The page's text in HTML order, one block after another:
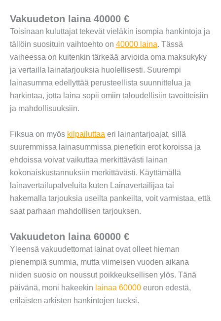
Vakuudeton laina 40000 €
Toisinaan kuluttajat tekevät vieläkin isompia hankintoja ja
tällöin suosituin vaihtoehto on 40000 laina. Tässä
vaiheessa on kuitenkin tärkeää arvioida oma maksukyky
ja vertailla lainatarjouksia huolellisesti. Suurempi
lainasumma edellyttää perusteellista suunnittelua ja
harkintaa, jotta laina sopii omiin taloudellisiin tavoitteisiin
ja mahdollisuuksiin.
Fiksua on myös kilpailuttaa eri lainantarjoajat, sillä
suuremmissa lainasummissa pienetkin erot koroissa ja
ehdoissa voivat vaikuttaa merkittävästi lainan
kokonaiskustannuksiin merkittävästi. Käyttämällä
lainavertailupalveluita kuten Lainavertailijaa tai
hakemalla tarjouksia useilta pankeilta, voit varmistaa, että
saat parhaan mahdollisen tarjouksen.
Vakuudeton laina 60000 €
Yleensä vakuudettomat lainat ovat olleet hieman
pienempiä summia, mutta viimeisen vuoden aikana
niiden suosio on noussut poikkeuksellisen ylös. Tänä
päivänä, moni hakeekin lainaa 60000 euron edestä,
erilaisten arkisten hankintojen tueksi.